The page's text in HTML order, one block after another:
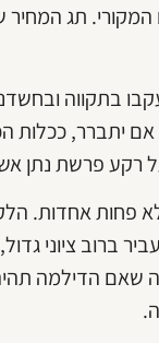
על השם המקורי.
עקבו בתקווה
אם יתברר, ככלות
רקע פרשת נתן
פחות אחדות.
ציוני גדול,
שאם הדילמה